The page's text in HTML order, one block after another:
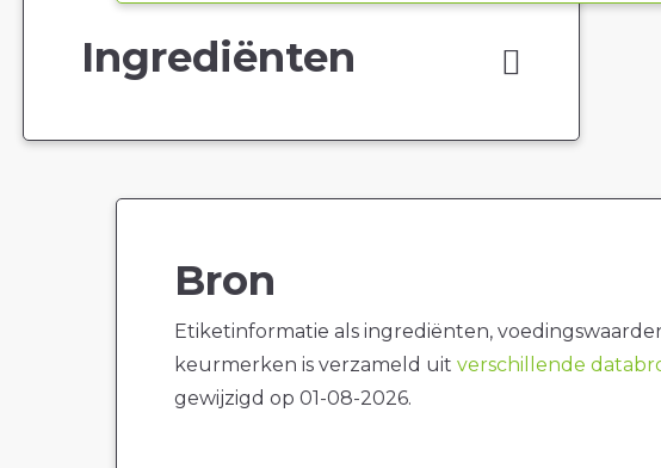
Ingrediënten
Bron
Etiketinformatie als ingrediënten,
keurmerken is verzameld uit verschillende
gewijzigd op 01-08-2026.